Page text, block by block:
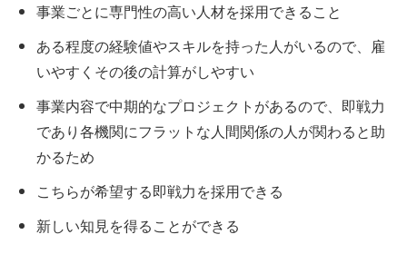
事業ごとに専門性の高い人材を採用できること
ある程度の経験値やスキルを持った人がいるので、雇
いやすくその後の計算がしやすい
事業内容で中期的なプロジェクトがあるので、即戦力
であり各機関にフラットな人間関係の人が関わると助
かるため
こちらが希望する即戦力を採用できる
新しい知見を得ることができる